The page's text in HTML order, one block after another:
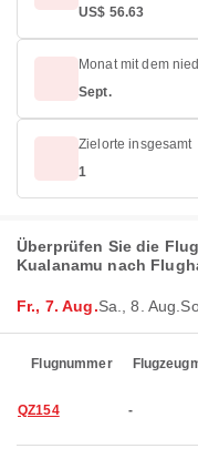
US$ 56.63
Monat mit dem
Sept.
Zielorte insgesamt
1
Überprüfen Sie die
Kualanamu nach
Fr., 7. Aug.Sa., 8. Aug.
Flugnummer
QZ154 -